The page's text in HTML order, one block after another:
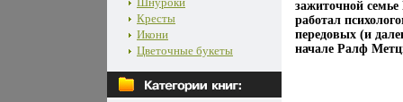
Кресты
Икони
Цветочные букеты
зажиточной
работал
передовых (и
начале Ралф